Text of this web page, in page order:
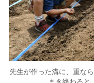
先生が作った溝に、重な